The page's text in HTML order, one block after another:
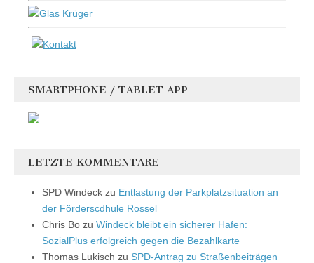
SMARTPHONE / TABLET APP
LETZTE KOMMENTARE
SPD Windeck zu Entlastung der Parkplatzsituation an
der Förderscdhule Rossel
Chris Bo zu Windeck bleibt ein sicherer Hafen:
SozialPlus erfolgreich gegen die Bezahlkarte
Thomas Lukisch zu SPD-Antrag zu Straßenbeiträgen